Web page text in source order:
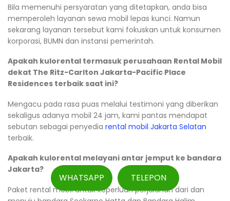
Bila memenuhi persyaratan yang ditetapkan, anda bisa
memperoleh layanan sewa mobil lepas kunci. Namun
sekarang layanan tersebut kami fokuskan untuk konsumen
korporasi, BUMN dan instansi pemerintah.
Apakah kulorental termasuk perusahaan Rental Mobil
dekat The Ritz-Carlton Jakarta-Pacific Place
Residences terbaik saat ini?
Mengacu pada rasa puas melalui testimoni yang diberikan
sekaligus adanya mobil 24 jam, kami pantas mendapat
sebutan sebagai penyedia rental mobil Jakarta Selatan
terbaik.
Apakah kulorental melayani antar jemput ke bandara
Jakarta?
Paket rental mobil untuk keperluan perjalanan dari dan
WHATSAPP TELEPON